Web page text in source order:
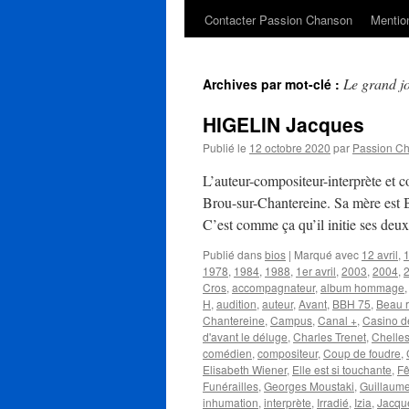
Contacter Passion Chanson
Archives par mot-clé : Le grand
HIGELIN Jacques
Publié le 12 octobre 2020 par Passion
L’auteur-compositeur-interprète et
Brou-sur-Chantereine. Sa mère est
C’est comme ça qu’il initie ses
Publié dansbios | Marqué avec 12 avril,
1978, 1984, 1988, 1er avril, 2003, 2004,
Cros, accompagnateur, album hommage,
H, audition, auteur, Avant, BBH 75, Beau
Chantereine, Campus, Canal +, Casino
d'avant le déluge, Charles Trenet, Chelles
comédien, compositeur, Coup de foudre,
Elisabeth Wiener, Elle est si touchante,
Funérailles, Georges Moustaki,
inhumation, interprète, Irradié, Izia,